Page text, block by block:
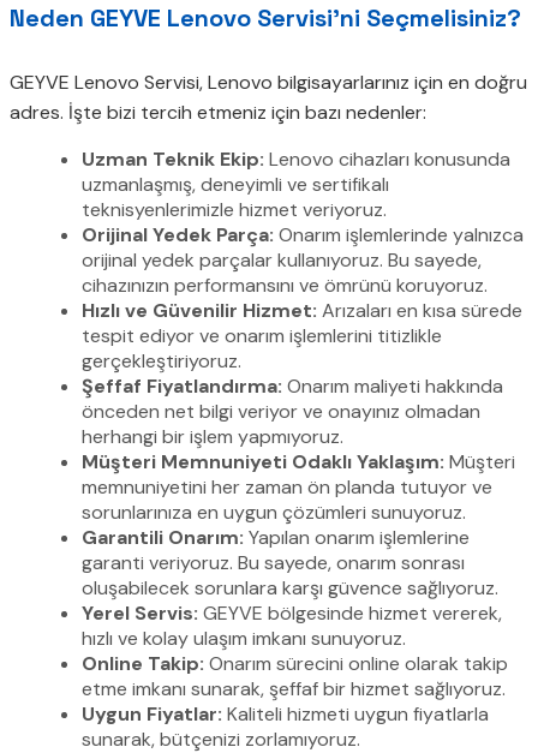
Neden GEYVE Lenovo Servisi’ni Seçmelisiniz?
GEYVE Lenovo Servisi, Lenovo bilgisayarlarınız için en doğru
adres. İşte bizi tercih etmeniz için bazı nedenler:
Uzman Teknik Ekip: Lenovo cihazları konusunda
uzmanlaşmış, deneyimli ve sertifikalı
teknisyenlerimizle hizmet veriyoruz.
Orijinal Yedek Parça: Onarım işlemlerinde yalnızca
orijinal yedek parçalar kullanıyoruz. Bu sayede,
cihazınızın performansını ve ömrünü koruyoruz.
Hızlı ve Güvenilir Hizmet: Arızaları en kısa sürede
tespit ediyor ve onarım işlemlerini titizlikle
gerçekleştiriyoruz.
Şeffaf Fiyatlandırma: Onarım maliyeti hakkında
önceden net bilgi veriyor ve onayınız olmadan
herhangi bir işlem yapmıyoruz.
Müşteri Memnuniyeti Odaklı Yaklaşım: Müşteri
memnuniyetini her zaman ön planda tutuyor ve
sorunlarınıza en uygun çözümleri sunuyoruz.
Garantili Onarım: Yapılan onarım işlemlerine
garanti veriyoruz. Bu sayede, onarım sonrası
oluşabilecek sorunlara karşı güvence sağlıyoruz.
Yerel Servis: GEYVE bölgesinde hizmet vererek,
hızlı ve kolay ulaşım imkanı sunuyoruz.
Online Takip: Onarım sürecini online olarak takip
etme imkanı sunarak, şeffaf bir hizmet sağlıyoruz.
Uygun Fiyatlar: Kaliteli hizmeti uygun fiyatlarla
sunarak, bütçenizi zorlamıyoruz.